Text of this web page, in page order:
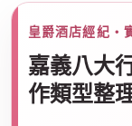
›
皇爵酒店經紀・
嘉義八大
作類型整